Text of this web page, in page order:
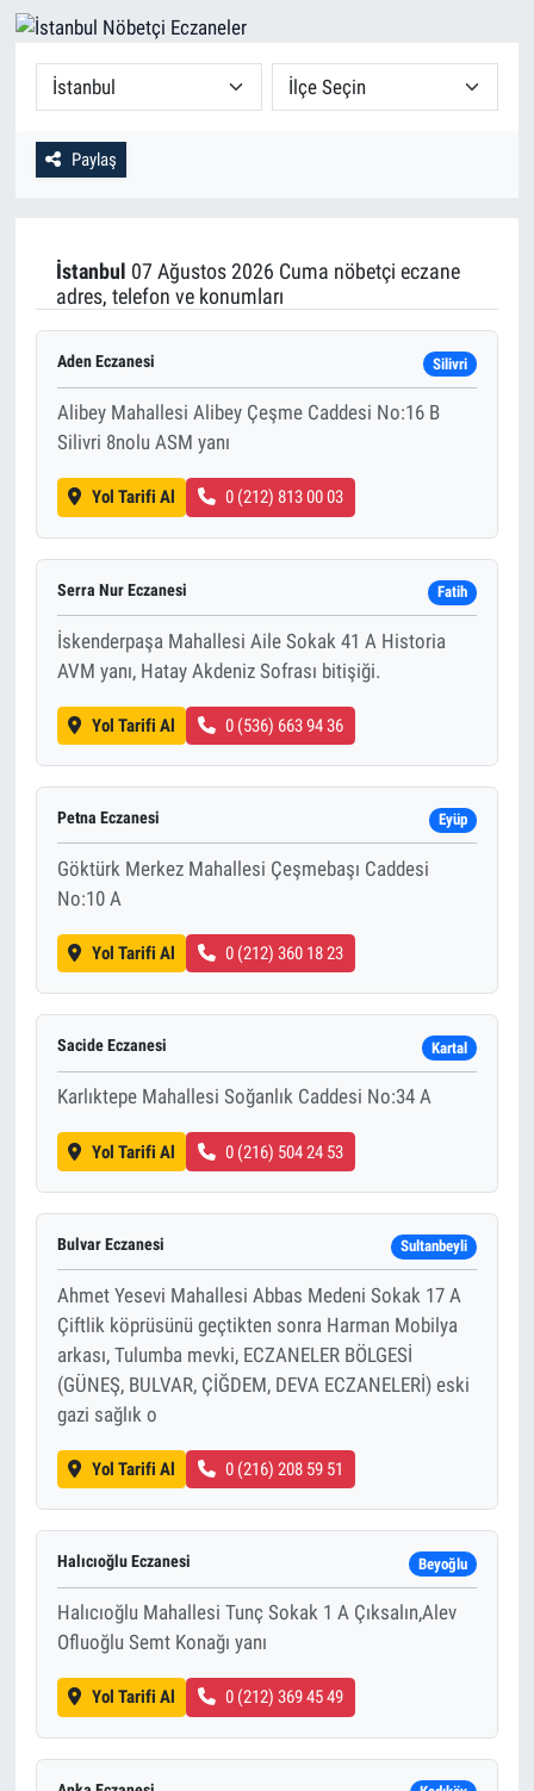
Paylaş
İstanbul 07 Ağustos 2026 Cuma nöbetçi eczane
adres, telefon ve konumları
Aden Eczanesi Silivri
Alibey Mahallesi Alibey Çeşme Caddesi No:16 B
Silivri 8nolu ASM yanı
Yol Tarifi Al 0 (212) 813 00 03
Serra Nur Eczanesi Fatih
İskenderpaşa Mahallesi Aile Sokak 41 A Historia
AVM yanı, Hatay Akdeniz Sofrası bitişiği.
Yol Tarifi Al 0 (536) 663 94 36
Petna Eczanesi Eyüp
Göktürk Merkez Mahallesi Çeşmebaşı Caddesi
No:10 A
Yol Tarifi Al 0 (212) 360 18 23
Sacide Eczanesi Kartal
Karlıktepe Mahallesi Soğanlık Caddesi No:34 A
Yol Tarifi Al 0 (216) 504 24 53
Bulvar Eczanesi Sultanbeyli
Ahmet Yesevi Mahallesi Abbas Medeni Sokak 17 A
Çiftlik köprüsünü geçtikten sonra Harman Mobilya
arkası, Tulumba mevki, ECZANELER BÖLGESİ
(GÜNEŞ, BULVAR, ÇİĞDEM, DEVA ECZANELERİ) eski
gazi sağlık o
Yol Tarifi Al 0 (216) 208 59 51
Halıcıoğlu Eczanesi Beyoğlu
Halıcıoğlu Mahallesi Tunç Sokak 1 A Çıksalın,Alev
Ofluoğlu Semt Konağı yanı
Yol Tarifi Al 0 (212) 369 45 49